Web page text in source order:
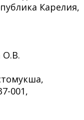
Карелия,
О.В.
001,